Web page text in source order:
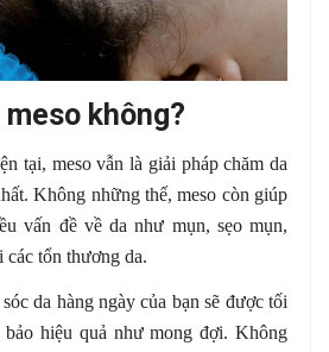
không?
tại, meso vẫn là giải pháp chăm da
Không những thế, meso còn giúp
vấn đề về da như mụn, sẹo mụn,
các tổn thương da.
da hàng ngày của bạn sẽ được tối
bảo hiệu quả như mong đợi. Không